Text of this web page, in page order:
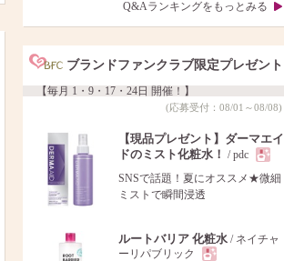
Q&Aランキングをもっとみる
ブランドファンクラブ限定プレゼント
【毎月 1・9・17・24日 開催！】
(応募受付：08/01～08/08)
【現品プレゼント】ダーマエイ
ドのミスト化粧水！ / pdc
現
SNSで話題！夏にオススメ★微細
ミストで瞬間浸透
ルートバリア 化粧水 / ネイチャ
ーリパブリック